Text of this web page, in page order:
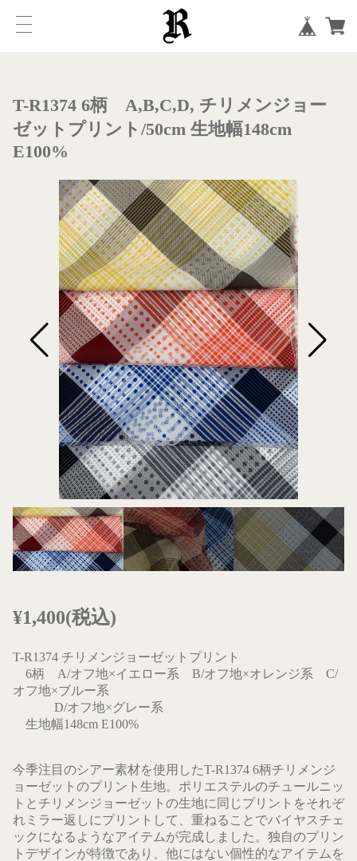
T-R1374 6柄 A,B,C,D, チリメンジョー
ゼットプリント/50cm 生地幅148cm
E100%
¥1,400(税込)
T-R1374 チリメンジョーゼットプリント
6柄 A/オフ地×イエロー系 B/オフ地×オレンジ系 C/
オフ地×ブルー系
D/オフ地×グレー系
生地幅148cm E100%
今季注目のシアー素材を使用したT-R1374 6柄チリメンジ
ョーゼットのプリント生地。ポリエステルのチュールニッ
トとチリメンジョーゼットの生地に同じプリントをそれぞ
れミラー返しにプリントして、重ねることでバイヤスチェ
ックになるようなアイテムが完成しました。独自のプリン
トデザインが特徴であり、他にはない個性的なアイテムを